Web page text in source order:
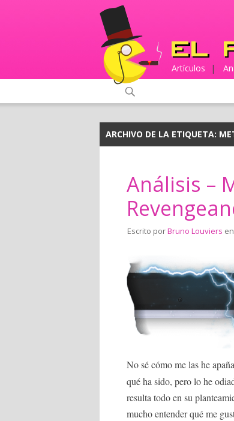
Artículos |
ARCHIVO DE LA ETIQUETA:
Análisis –
Escrito porBruno Louviers en
No sé cómo me las he
qué ha sido, pero lo he
resulta todo en su
mucho entender qué me